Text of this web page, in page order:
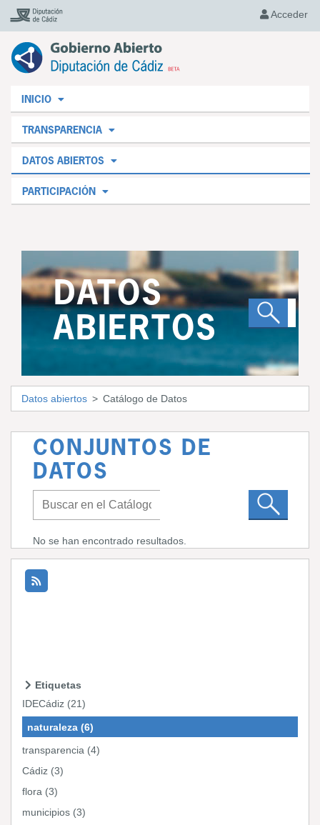
Acceder
INICIO
TRANSPARENCIA
DATOS ABIERTOS
PARTICIPACIÓN
DATOS
ABIERTOS
Datos abiertos Catálogo de Datos
CONJUNTOS DE
DATOS
No se han encontrado resultados.
Etiquetas
IDECádiz (21)
naturaleza (6)
transparencia (4)
Cádiz (3)
flora (3)
municipios (3)